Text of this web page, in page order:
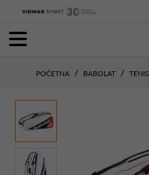
POČETNA BABOLAT TENIS